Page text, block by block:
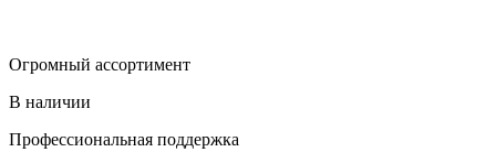
Огромный ассортимент
В наличии
Профессиональная поддержка